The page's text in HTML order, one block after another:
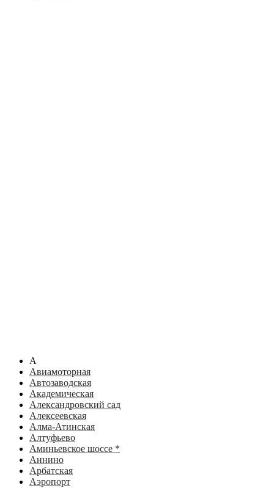
А
Авиамоторная
Автозаводская
Академическая
Александровский сад
Алексеевская
Алма-Атинская
Алтуфьево
Аминьевское шоссе *
Аннино
Арбатская
Аэропорт